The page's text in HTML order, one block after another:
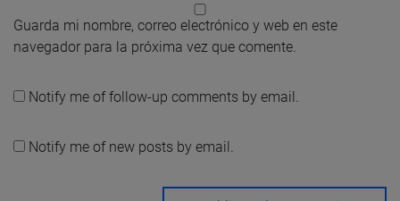
Guarda mi nombre, correo electrónico y web en este
navegador para la próxima vez que comente.
Notify me of follow-up comments by email.
Notify me of new posts by email.